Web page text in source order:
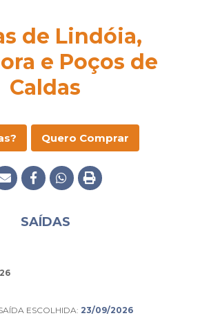
de Lindóia,
e Poços de
Caldas
Quero Comprar
SAÍDAS
ESCOLHIDA: 23/09/2026